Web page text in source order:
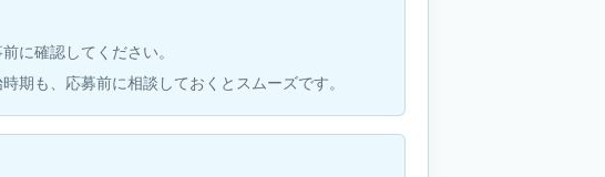
に確認してください。
期も、応募前に相談しておくとスムーズです。